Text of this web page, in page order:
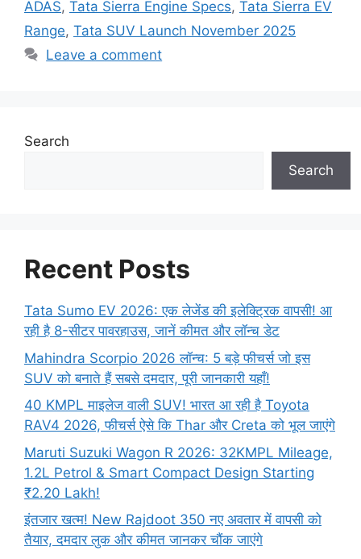
ADAS, Tata Sierra Engine Specs, Tata Sierra EV
Range, Tata SUV Launch November 2025
Leave a comment
Search
Search
Recent Posts
Tata Sumo EV 2026: एक लेजेंड की इलेक्ट्रिक वापसी! आ
रही है 8-सीटर पावरहाउस, जानें कीमत और लॉन्च डेट
Mahindra Scorpio 2026 लॉन्च: 5 बड़े फीचर्स जो इस
SUV को बनाते हैं सबसे दमदार, पूरी जानकारी यहाँ!
40 KMPL माइलेज वाली SUV! भारत आ रही है Toyota
RAV4 2026, फीचर्स ऐसे कि Thar और Creta को भूल जाएंगे
Maruti Suzuki Wagon R 2026: 32KMPL Mileage,
1.2L Petrol & Smart Compact Design Starting
₹2.20 Lakh!
इंतजार खत्म! New Rajdoot 350 नए अवतार में वापसी को
तैयार, दमदार लुक और कीमत जानकर चौंक जाएंगे